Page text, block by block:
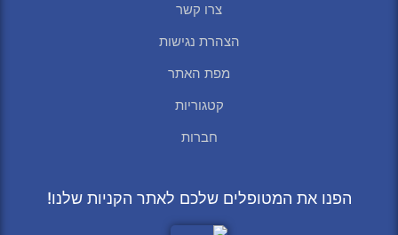
צרו קשר
הצהרת נגישות
מפת האתר
קטגוריות
חברות
הפנו את המטופלים שלכם לאתר הקניות שלנו!